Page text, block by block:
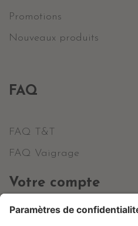
Promotions
Nouveaux produits
FAQ
FAQ T&T
FAQ Vaigrage
Votre compte